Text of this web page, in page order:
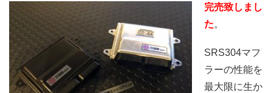
完売致しまし
た。
SRS304マフ
ラーの性能を
最大限に生か